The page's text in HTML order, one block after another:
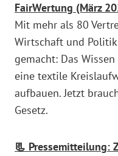
FairWertung (März
Mit mehr als 80
Wirtschaft und
gemacht: Das
eine textile
aufbauen. Jetzt
Gesetz.
📃 Pressemitteilung: